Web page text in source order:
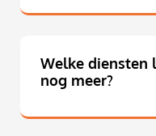
Welke diensten
nog meer?